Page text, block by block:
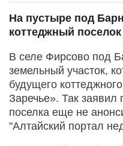
На пустыре под
коттеджный поселок
В селе Фирсово под
земельный участок,
будущего
Заречье». Так заявил
поселка еще не
"Алтайский портал